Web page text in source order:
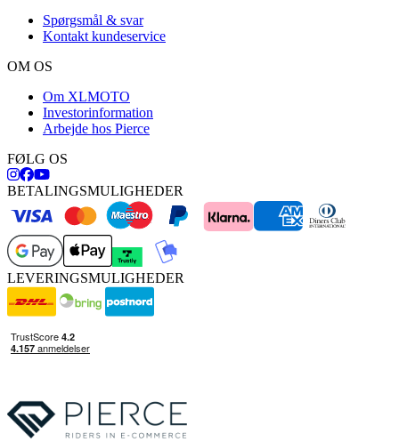
Spørgsmål & svar
Kontakt kundeservice
OM OS
Om XLMOTO
Investorinformation
Arbejde hos Pierce
FØLG OS
BETALINGSMULIGHEDER
LEVERINGSMULIGHEDER